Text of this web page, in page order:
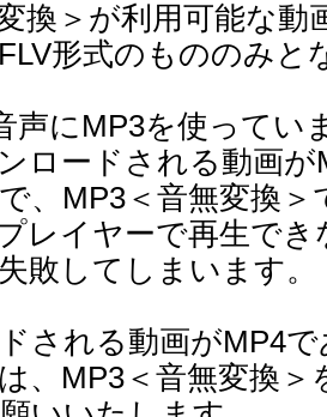
換＞が利用可能な
形式のもののみと
声にMP3を使ってい
ロードされる動画が
、MP3＜音無変換
レイヤーで再生で
敗してしまいます。
される動画がMP4
、MP3＜音無変換